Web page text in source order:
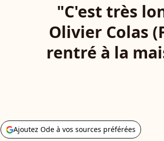
"C'est très
Olivier Colas
rentré à la
Ajoutez Ode à vos sources préférées